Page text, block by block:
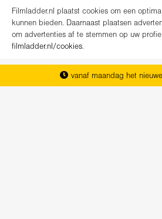
Filmladder.nl plaatst cookies om een
kunnen bieden. Daarnaast plaatsen
om advertenties af te stemmen op uw
filmladder.nl/cookies.
vanaf maandag het
het complete overzicht van Nederland